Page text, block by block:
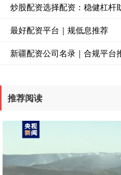
炒股配资选择配资：稳健杠杆
最好配资平台｜规低息推荐
新疆配资公司名录｜合规平台
推荐阅读